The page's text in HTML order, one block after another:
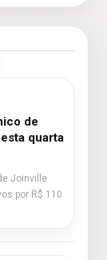
de
quarta
Joinville
por R$ 110